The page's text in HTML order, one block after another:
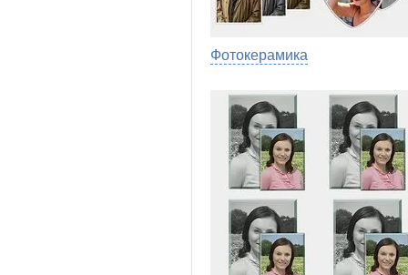
Фотокерамика